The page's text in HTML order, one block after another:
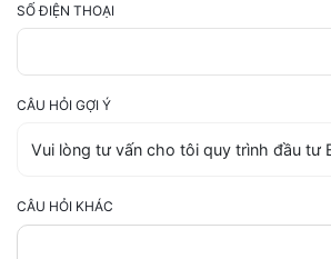
SỐ ĐIỆN THOẠI
CÂU HỎI GỢI Ý
CÂU HỎI KHÁC